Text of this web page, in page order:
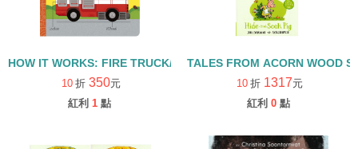
HOW IT WORKS: FIRE TRUCK/硬頁書
10 折 350元
紅利 1 點
TALES FROM ACORN WOOD
10 折 1317元
紅利 0 點